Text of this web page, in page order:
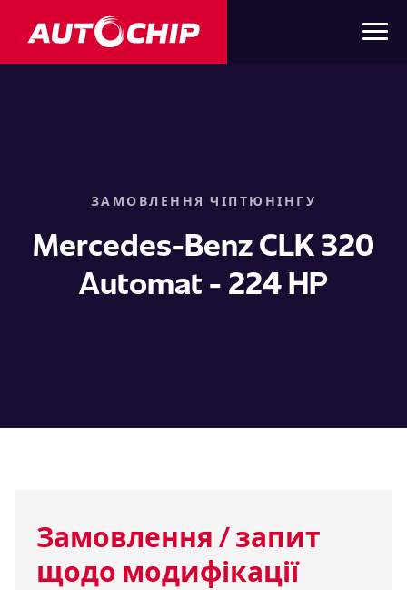
ЗАМОВЛЕННЯ ЧІПТЮНІНГУ
Mercedes-Benz CLK 320
Automat - 224 HP
Замовлення / запит
щодо модифікації